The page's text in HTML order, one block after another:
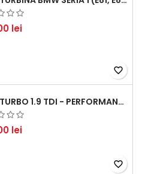
lei
favorite_border
MIEZ TURBO 1.9 TDI - PERFORMANȚĂ FIABILĂ PENTRU AUDI, SEAT, SKODA ȘI VW
lei
favorite_border